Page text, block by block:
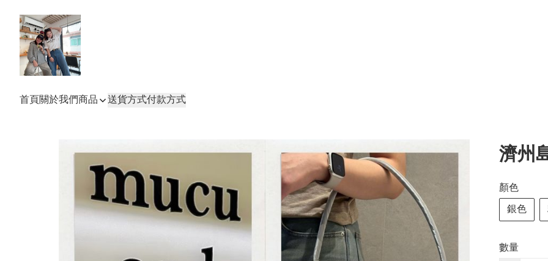
首頁關於我們商品 送貨方式付款方式
濟州
顏色
銀色
數量